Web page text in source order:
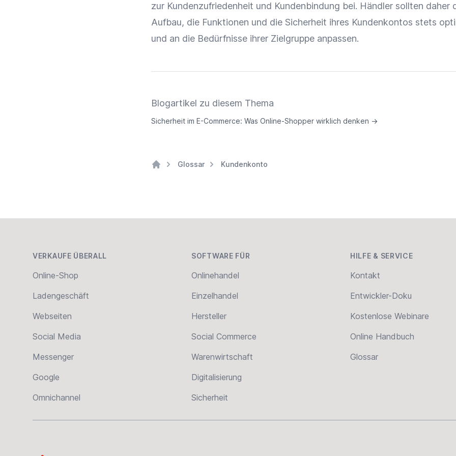
zur Kundenzufriedenheit und Kundenbindung bei. Händler sollten daher
Aufbau, die Funktionen und die Sicherheit ihres Kundenkontos stets
und an die Bedürfnisse ihrer Zielgruppe anpassen.
Blogartikel zu diesem Thema
Sicherheit im E-Commerce: Was Online-Shopper wirklich denken →
Glossar Kundenkonto
VERKAUFE ÜBERALL
Online-Shop
Ladengeschäft
Webseiten
Social Media
Messenger
Google
Omnichannel
SOFTWARE FÜR
Onlinehandel
Einzelhandel
Hersteller
Social Commerce
Warenwirtschaft
Digitalisierung
Sicherheit
HILFE & SERVICE
Kontakt
Entwickler-Doku
Kostenlose Webinare
Online Handbuch
Glossar